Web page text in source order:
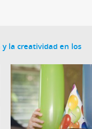
la creatividad en los